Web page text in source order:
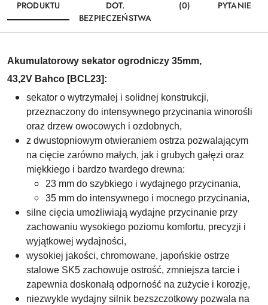
PRODUKTU
DOT.
BEZPIECZEŃSTWA
(0) PYTANIE
Akumulatorowy sekator ogrodniczy 35mm,
43,2V Bahco [BCL23]:
sekator o wytrzymałej i solidnej konstrukcji,
przeznaczony do intensywnego przycinania winorośli
oraz drzew owocowych i ozdobnych,
z dwustopniowym otwieraniem ostrza pozwalającym
na cięcie zarówno małych, jak i grubych gałęzi oraz
miękkiego i bardzo twardego drewna:
23 mm do szybkiego i wydajnego przycinania,
35 mm do intensywnego i mocnego przycinania,
silne cięcia umożliwiają wydajne przycinanie przy
zachowaniu wysokiego poziomu komfortu, precyzji i
wyjątkowej wydajności,
wysokiej jakości, chromowane, japońskie ostrze
stalowe SK5 zachowuje ostrość, zmniejsza tarcie i
zapewnia doskonałą odporność na zużycie i korozję,
niezwykle wydajny silnik bezszczotkowy pozwala na